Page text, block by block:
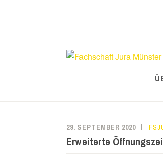
29. SEPTEMBER 2020
Erweiterte